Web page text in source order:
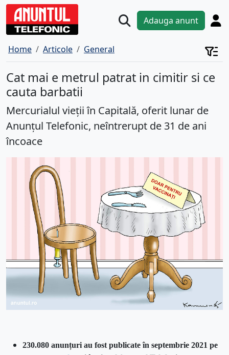
Adauga anunt
Home Articole General
Cat mai e metrul patrat in cimitir si ce
cauta barbatii
Mercurialul vieții în Capitală, oferit lunar de
Anunțul Telefonic, neîntrerupt de 31 de ani
încoace
230.080 anunțuri au fost publicate în septembrie 2021 pe